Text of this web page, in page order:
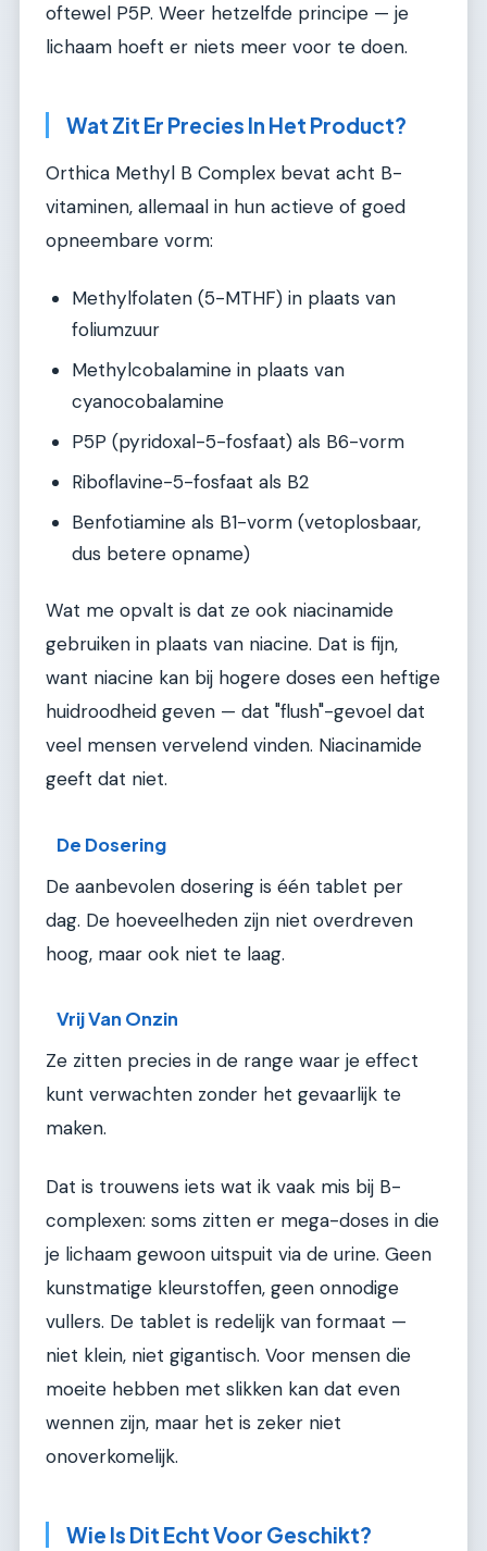
oftewel P5P. Weer hetzelfde principe — je
lichaam hoeft er niets meer voor te doen.
Wat Zit Er Precies In Het Product?
Orthica Methyl B Complex bevat acht B-
vitaminen, allemaal in hun actieve of goed
opneembare vorm:
Methylfolaten (5-MTHF) in plaats van
foliumzuur
Methylcobalamine in plaats van
cyanocobalamine
P5P (pyridoxal-5-fosfaat) als B6-vorm
Riboflavine-5-fosfaat als B2
Benfotiamine als B1-vorm (vetoplosbaar,
dus betere opname)
Wat me opvalt is dat ze ook niacinamide
gebruiken in plaats van niacine. Dat is fijn,
want niacine kan bij hogere doses een heftige
huidroodheid geven — dat "flush"-gevoel dat
veel mensen vervelend vinden. Niacinamide
geeft dat niet.
De Dosering
De aanbevolen dosering is één tablet per
dag. De hoeveelheden zijn niet overdreven
hoog, maar ook niet te laag.
Vrij Van Onzin
Ze zitten precies in de range waar je effect
kunt verwachten zonder het gevaarlijk te
maken.
Dat is trouwens iets wat ik vaak mis bij B-
complexen: soms zitten er mega-doses in die
je lichaam gewoon uitspuit via de urine. Geen
kunstmatige kleurstoffen, geen onnodige
vullers. De tablet is redelijk van formaat —
niet klein, niet gigantisch. Voor mensen die
moeite hebben met slikken kan dat even
wennen zijn, maar het is zeker niet
onoverkomelijk.
Wie Is Dit Echt Voor Geschikt?